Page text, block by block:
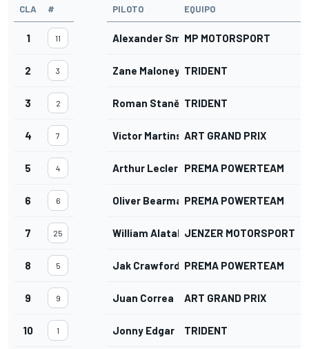
CLA # PILOTO EQUIPO
1 11 Alexander SmolyarMP MOTORSPORT
2 3 Zane Maloney TRIDENT
3 2 Roman Staněk TRIDENT
4 7 Victor Martins ART GRAND PRIX
5 4 Arthur Leclerc PREMA POWERTEAM
6 6 Oliver BearmanPREMA POWERTEAM
7 25 William AlataloJENZER MOTORSPORT
8 5 Jak Crawford PREMA POWERTEAM
9 9 Juan Correa ART GRAND PRIX
10 1 Jonny Edgar TRIDENT